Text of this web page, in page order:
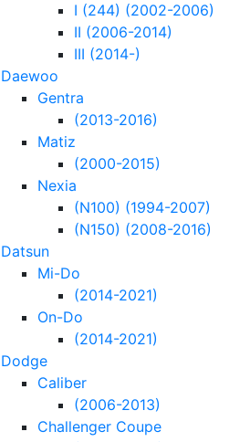
I (244) (2002-2006)
II (2006-2014)
III (2014-)
Daewoo
Gentra
(2013-2016)
Matiz
(2000-2015)
Nexia
(N100) (1994-2007)
(N150) (2008-2016)
Datsun
Mi-Do
(2014-2021)
On-Do
(2014-2021)
Dodge
Caliber
(2006-2013)
Challenger Coupe